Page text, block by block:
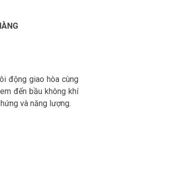
động giao hòa cùng
đến bầu không khí
và năng lượng.